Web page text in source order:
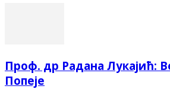
Проф. др Радана Лукајић:
Попеје